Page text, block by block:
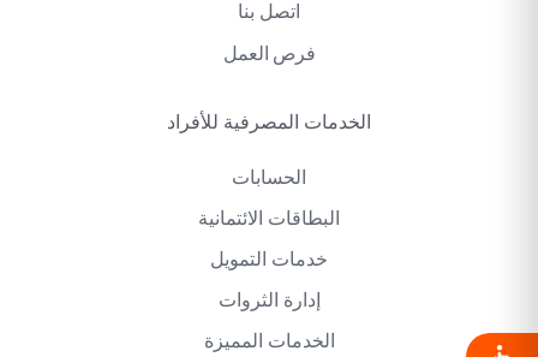
اتصل بنا
فرص العمل
الخدمات المصرفية للأفراد
الحسابات
البطاقات الائتمانية
خدمات التمويل
إدارة الثروات
الخدمات المميزة